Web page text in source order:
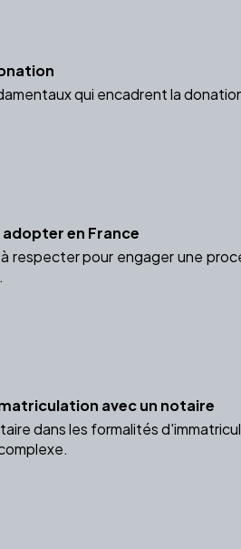
qui encadrent la
en France
respecter pour engager une
avec un notaire
dans les formalités